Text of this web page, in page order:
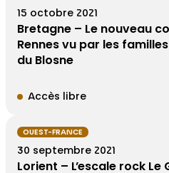
15 octobre 2021
Bretagne – Le nouveau
Rennes vu par les
du Blosne
Accès libre
OUEST-FRANCE
30 septembre 2021
Lorient – L’escale rock Le